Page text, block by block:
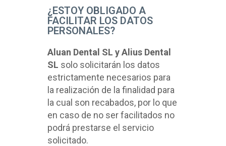
¿ESTOY OBLIGADO A
FACILITAR LOS DATOS
PERSONALES?
Aluan Dental SL y Alius Dental
SL solo solicitarán los datos
estrictamente necesarios para
la realización de la finalidad para
la cual son recabados, por lo que
en caso de no ser facilitados no
podrá prestarse el servicio
solicitado.